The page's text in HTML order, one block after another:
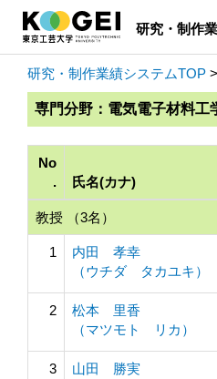
研究・制作
研究・制作業績システムTOP
専門分野：電気電子材料工
No
.
氏名(カナ)
教授 （3名）
1
内田 孝幸
（ウチダ タカユキ）
2
松本 里香
（マツモト リカ）
3
山田 勝実